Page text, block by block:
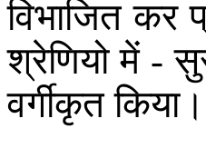
विभाजित कर
श्रेणियो में-
वर्गीकृत किया।